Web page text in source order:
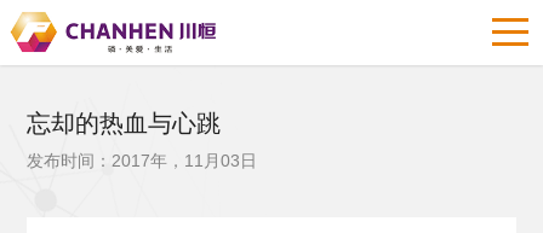
忘却的热血与心跳
发布时间：2017年，11月03日